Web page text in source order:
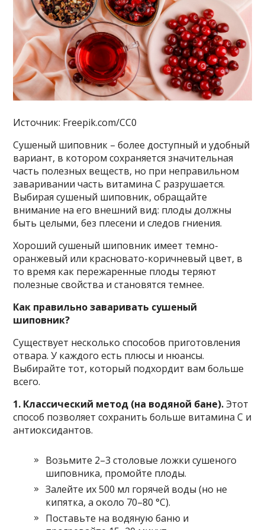
Источник: Freepik.com/CC0
Сушеный шиповник – более доступный и удобный
вариант, в котором сохраняется значительная
часть полезных веществ, но при неправильном
заваривании часть витамина C разрушается.
Выбирая сушеный шиповник, обращайте
внимание на его внешний вид: плоды должны
быть целыми, без плесени и следов гниения.
Хороший сушеный шиповник имеет темно-
оранжевый или красновато-коричневый цвет, в
то время как пережаренные плоды теряют
полезные свойства и становятся темнее.
Как правильно заваривать сушеный
шиповник?
Существует несколько способов приготовления
отвара. У каждого есть плюсы и нюансы.
Выбирайте тот, который подхордит вам больше
всего.
1. Классический метод (на водяной бане).Этот
способ позволяет сохранить больше витамина C и
антиоксидантов.
Возьмите 2–3 столовые ложки сушеного
шиповника, промойте плоды.
Залейте их 500 мл горячей воды (но не
кипятка, а около 70–80 °C).
Поставьте на водяную баню и